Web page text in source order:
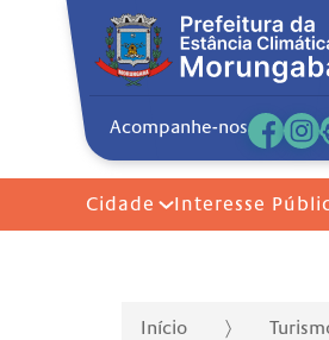
Acompanhe-nos
Cidade Interesse
Início